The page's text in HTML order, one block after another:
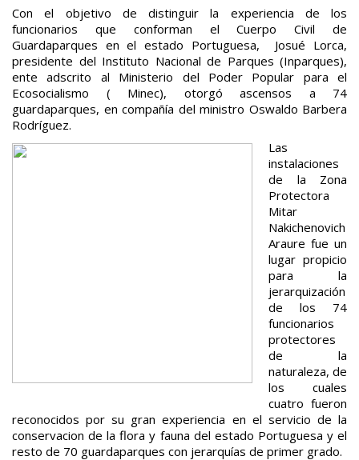
Con el objetivo de distinguir la experiencia de los
funcionarios que conforman el Cuerpo Civil de
Guardaparques en el estado Portuguesa, Josué Lorca,
presidente del Instituto Nacional de Parques (Inparques),
ente adscrito al Ministerio del Poder Popular para el
Ecosocialismo ( Minec), otorgó ascensos a 74
guardaparques, en compañía del ministro Oswaldo Barbera
Rodríguez.
Las
instalaciones
de la Zona
Protectora
Mitar
Nakichenovich
Araure fue un
lugar propicio
para la
jerarquización
de los 74
funcionarios
protectores
de la
naturaleza, de
los cuales
cuatro fueron
reconocidos por su gran experiencia en el servicio de la
conservacion de la flora y fauna del estado Portuguesa y el
resto de 70 guardaparques con jerarquías de primer grado.